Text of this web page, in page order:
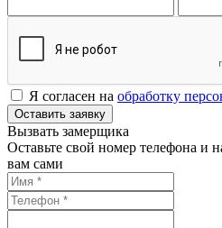
Я согласен на обработку
Оставить заявку
Вызвать замерщика
Оставьте свой номер телефона и
вам сами